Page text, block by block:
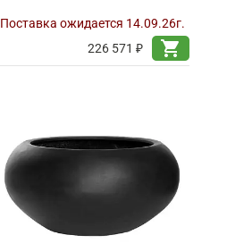
Поставка ожидается 14.09.26г.
226 571 ₽
shopping_cart